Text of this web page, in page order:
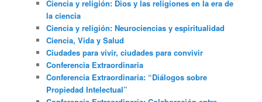
Ciencia y religión: Dios y las religiones en la era de
la ciencia
Ciencia y religión: Neurociencias y espiritualidad
Ciencia, Vida y Salud
Ciudades para vivir, ciudades para convivir
Conferencia Extraordinaria
Conferencia Extraordinaria: “Diálogos sobre
Propiedad Intelectual”